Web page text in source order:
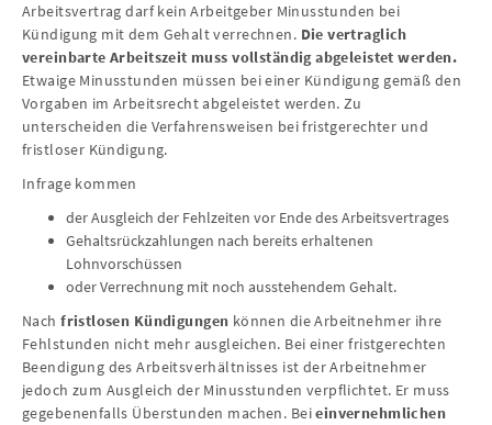
Arbeitsvertrag darf kein Arbeitgeber Minusstunden bei
Kündigung mit dem Gehalt verrechnen. Die vertraglich
vereinbarte Arbeitszeit muss vollständig abgeleistet werden.
Etwaige Minusstunden müssen bei einer Kündigung gemäß den
Vorgaben im Arbeitsrecht abgeleistet werden. Zu
unterscheiden die Verfahrensweisen bei fristgerechter und
fristloser Kündigung.
Infrage kommen
der Ausgleich der Fehlzeiten vor Ende des Arbeitsvertrages
Gehaltsrückzahlungen nach bereits erhaltenen
Lohnvorschüssen
oder Verrechnung mit noch ausstehendem Gehalt.
Nachfristlosen Kündigungen können die Arbeitnehmer ihre
Fehlstunden nicht mehr ausgleichen. Bei einer fristgerechten
Beendigung des Arbeitsverhältnisses ist der Arbeitnehmer
jedoch zum Ausgleich der Minusstunden verpflichtet. Er muss
gegebenenfalls Überstunden machen. Beieinvernehmlichen